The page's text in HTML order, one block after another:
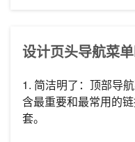
设计页头导航菜
1. 简洁明了：顶部导
含最重要和最常用的
套。